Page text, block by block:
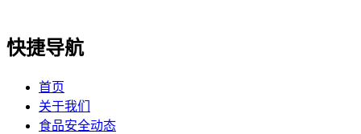
快捷导航
首页
关于我们
食品安全动态